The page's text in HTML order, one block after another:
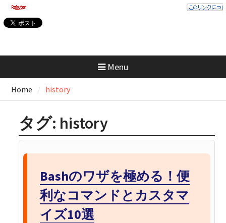
基本構成からサービス連携まで
まるっと解説
AWS SAA 学習で一番使った本と
×Udemy問題集
GitHubの開発フローを学ぼ
う！：コンフリクトが起きたと
Menu
Home history
タグ: history
Bashのワザを極める！便
利なコマンドとカスタマ
イズ10選